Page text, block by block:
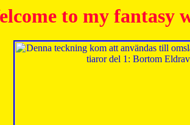
to my fantasy